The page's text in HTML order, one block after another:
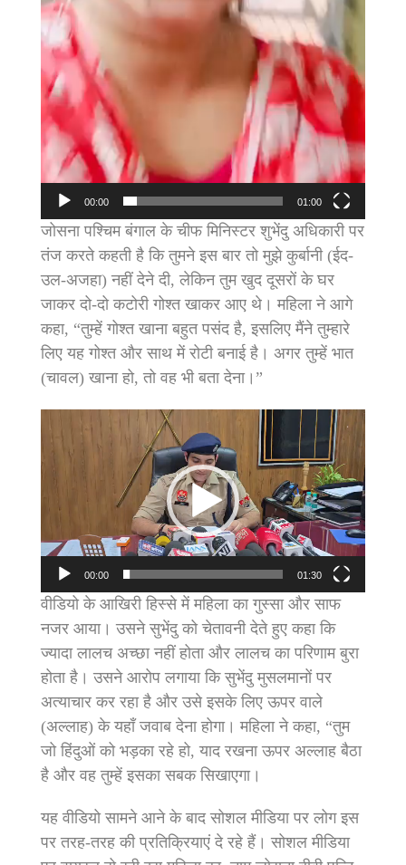
00:00 01:00
जोसना पश्चिम बंगाल के चीफ मिनिस्टर शुभेंदु अधिकारी पर
तंज करते कहती है कि तुमने इस बार तो मुझे कुर्बानी (ईद-
उल-अजहा) नहीं देने दी, लेकिन तुम खुद दूसरों के घर
जाकर दो-दो कटोरी गोश्त खाकर आए थे। महिला ने आगे
कहा, “तुम्हें गोश्त खाना बहुत पसंद है, इसलिए मैंने तुम्हारे
लिए यह गोश्त और साथ में रोटी बनाई है। अगर तुम्हें भात
(चावल) खाना हो, तो वह भी बता देना।”
Player
00:00 01:30
वीडियो के आखिरी हिस्से में महिला का गुस्सा और साफ
नजर आया। उसने सुभेंदु को चेतावनी देते हुए कहा कि
ज्यादा लालच अच्छा नहीं होता और लालच का परिणाम बुरा
होता है। उसने आरोप लगाया कि सुभेंदु मुसलमानों पर
अत्याचार कर रहा है और उसे इसके लिए ऊपर वाले
(अल्लाह) के यहाँ जवाब देना होगा। महिला ने कहा, “तुम
जो हिंदुओं को भड़का रहे हो, याद रखना ऊपर अल्लाह बैठा
है और वह तुम्हें इसका सबक सिखाएगा।
यह वीडियो सामने आने के बाद सोशल मीडिया पर लोग इस
पर तरह-तरह की प्रतिक्रियाएं दे रहे हैं। सोशल मीडिया